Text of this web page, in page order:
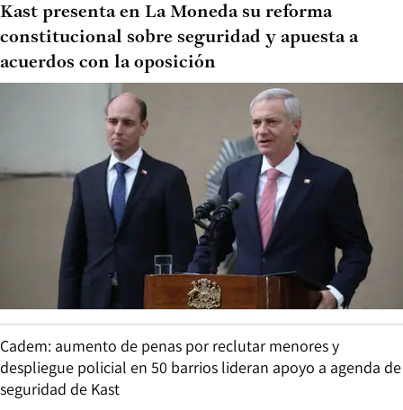
Kast presenta en La Moneda su reforma
constitucional sobre seguridad y apuesta a
acuerdos con la oposición
Cadem: aumento de penas por reclutar menores y
despliegue policial en 50 barrios lideran apoyo a agenda de
seguridad de Kast